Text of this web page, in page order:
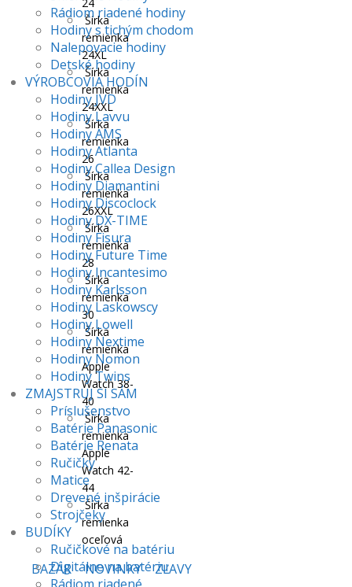
Šírka
remienka
24XL
Šírka
remienka
24XXL
Šírka
remienka
26
Šírka
remienka
26XXL
Šírka
remienka
28
Šírka
remienka
30
Šírka
remienka
Apple
Watch 38-
40
Šírka
remienka
Apple
Watch 42-
44
Šírka
remienka
oceľová
BAZÁR NOVINKY ZĽAVY
Rádiom riadené hodiny
Hodiny s tichým chodom
Nalepovacie hodiny
Detské hodiny
VÝROBCOVIA HODÍN
Hodiny JVD
Hodiny Lavvu
Hodiny AMS
Hodiny Atlanta
Hodiny Callea Design
Hodiny Diamantini
Hodiny Discoclock
Hodiny DX-TIME
Hodiny Fisura
Hodiny Future Time
Hodiny Incantesimo
Hodiny Karlsson
Hodiny Laskowscy
Hodiny Lowell
Hodiny Nextime
Hodiny Nomon
Hodiny Twins
ZMAJSTRUJ SI SÁM
Príslušenstvo
Batérie Panasonic
Batérie Renata
Ručičky
Matice
Drevené inšpirácie
Strojčeky
BUDÍKY
Ručičkové na batériu
Digitálne na batériu